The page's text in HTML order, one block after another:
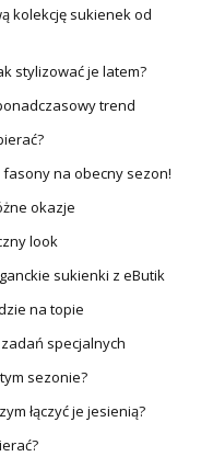
kolekcję sukienek od
stylizować je latem?
trend
na obecny sezon!
okazje
look
sukienki z eButik
na topie
specjalnych
sezonie?
łączyć je jesienią?